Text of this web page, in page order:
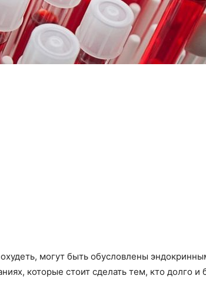
могут быть обусловлены
которые стоит сделать тем, кто долго и